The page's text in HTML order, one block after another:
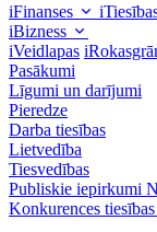
iFinanses
iBizness
iVeidlapas
Pasākumi
Līgumi un darījumi
Pieredze
Darba tiesības
Lietvedība
Tiesvedības
Publiskie iepirkumi
Konkurences tiesības